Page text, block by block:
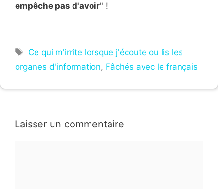
empêche pas d'avoir" !
Étiquettes
Ce qui m'irrite lorsque j'écoute ou lis les
organes d'information, Fâchés avec le français
Laisser un commentaire